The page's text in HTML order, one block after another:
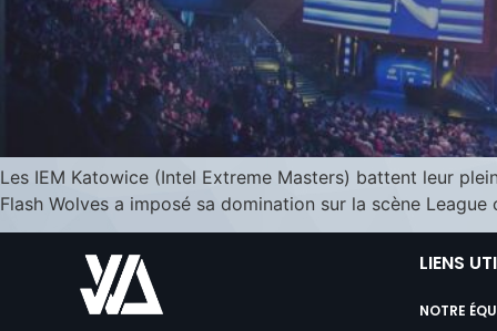
Les IEM Katowice (Intel Extreme Masters) battent leur
Flash Wolves a imposé sa domination sur la scène
LIENS
NOTRE